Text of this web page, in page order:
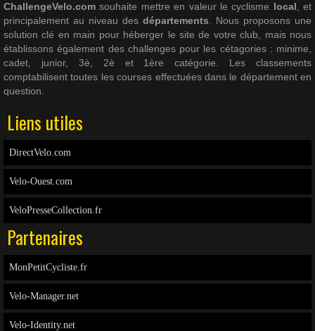
ChallengeVelo.com souhaite mettre en valeur le cyclisme local, et
principalement au niveau des départements. Nous proposons une
solution clé en main pour héberger le site de votre club, mais nous
établissons également des challenges pour les cétagories : minime,
cadet, junior, 3è, 2è et 1ère catégorie. Les classements
comptabilisent toutes les courses effectuées dans le département en
question.
Liens utiles
DirectVelo.com
Velo-Ouest.com
VeloPresseCollection.fr
Partenaires
MonPetitCycliste.fr
Velo-Manager.net
Velo-Identity.net